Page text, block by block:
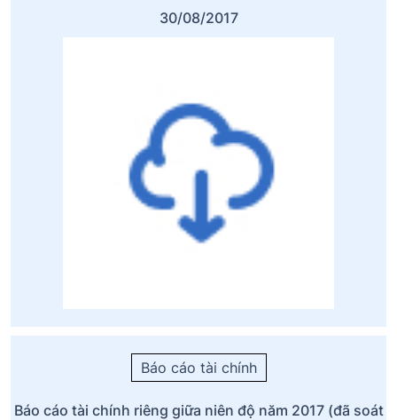
30/08/2017
Báo cáo tài chính
Báo cáo tài chính riêng giữa niên độ năm 2017 (đã soát